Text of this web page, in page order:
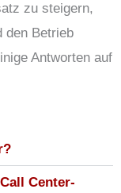
zu steigern,
den Betrieb
Antworten auf
Center-